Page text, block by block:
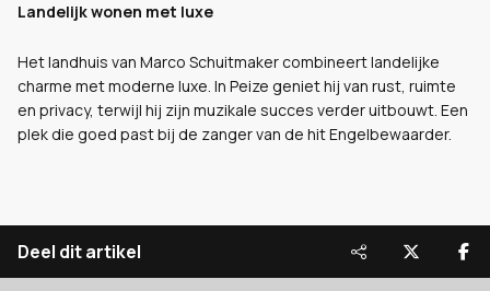
Landelijk wonen met luxe
Het landhuis van Marco Schuitmaker combineert landelijke
charme met moderne luxe. In Peize geniet hij van rust, ruimte
en privacy, terwijl hij zijn muzikale succes verder uitbouwt. Een
plek die goed past bij de zanger van de hit Engelbewaarder.
Deel dit artikel